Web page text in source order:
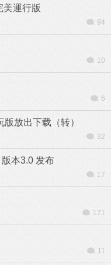
美運行版
94
10
6
放出下载（转）
32
本3.0 发布
17
171
11